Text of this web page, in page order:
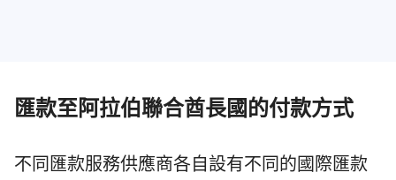
匯款至阿拉伯聯合酋長國的付款方式
不同匯款服務供應商各自設有不同的國際匯款